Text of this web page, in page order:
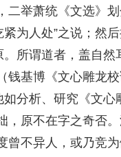
二举萧统《文选》
为人处”之说；然
所谓道者，盖自然
钱基博《文心雕龙
分析、研究《文心
，原不在字之奇否
曾不异人，或乃竞